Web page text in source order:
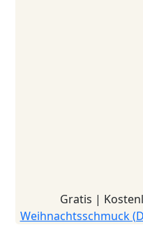
Gratis |
Weihnachtsschmuck